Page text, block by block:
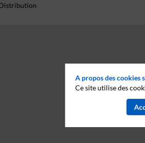
A propos des cookies
Ce site utilise des